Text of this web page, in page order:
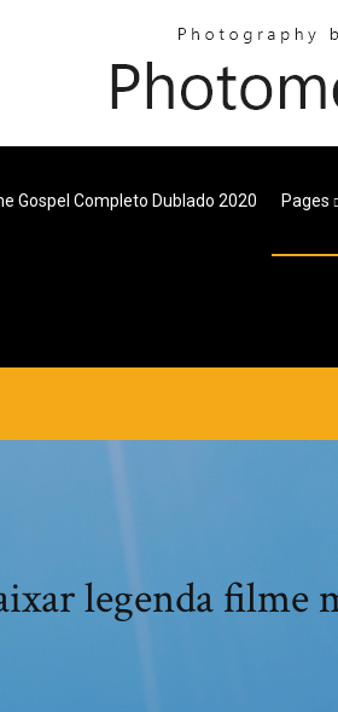
Gospel Completo Dublado 2020 Pages
legenda filme